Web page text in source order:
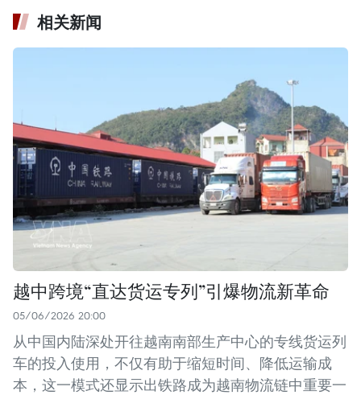
相关新闻
越中跨境“直达货运专列”引爆物流新革命
05/06/2026 20:00
从中国内陆深处开往越南南部生产中心的专线货运列
车的投入使用，不仅有助于缩短时间、降低运输成
本，这一模式还显示出铁路成为越南物流链中重要一